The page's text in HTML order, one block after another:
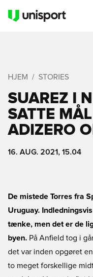
HJEM STORIES
SUAREZ I
SATTE
ADIZERO
16. AUG. 2021, 15.04
De mistede Torres fra
Uruguay.
tænke, men det er de
byen. På Anfield tog i
det var inden opgøret
to meget forskellige